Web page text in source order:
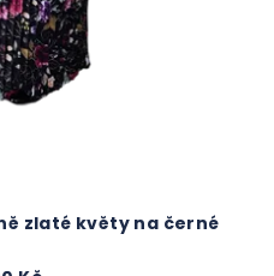
zlaté květy na černé